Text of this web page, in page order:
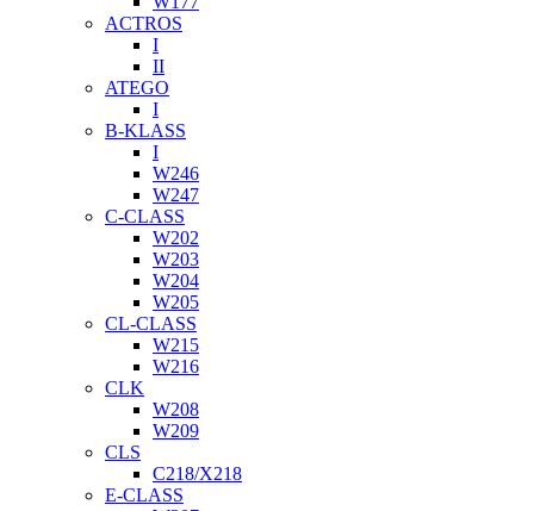
ACTROS
I
II
ATEGO
I
B-KLASS
I
W246
W247
C-CLASS
W202
W203
W204
W205
CL-CLASS
W215
W216
CLK
W208
W209
CLS
C218/X218
E-CLASS